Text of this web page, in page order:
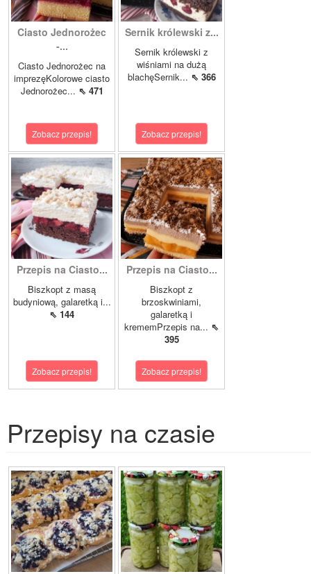
Ciasto Jednorożec
-...
Ciasto Jednorożec na
imprezęKolorowe ciasto
Jednorożec... ⇖ 471
Zobacz przepis!
Sernik królewski z...
Sernik królewski z
wiśniami na dużą
blachęSernik... ⇖ 366
Zobacz przepis!
Przepis na Ciasto...
Biszkopt z masą
budyniową, galaretką i...
⇖ 144
Zobacz przepis!
Przepis na Ciasto...
Biszkopt z
brzoskwiniami,
galaretką i
krememPrzepis na... ⇖
395
Zobacz przepis!
Przepisy na czasie